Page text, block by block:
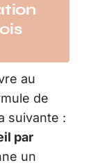
au
de
suivante :
par
un